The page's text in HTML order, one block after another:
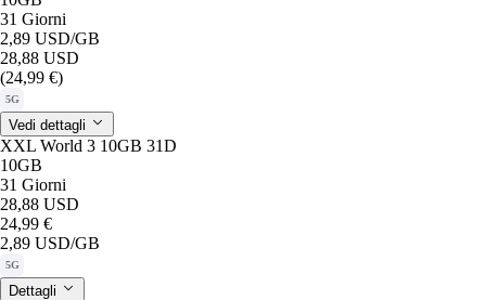
31 Giorni
2,89 USD/GB
28,88 USD
(24,99 €)
5G
Vedi dettagli
XXL World 3 10GB 31D
10GB
31 Giorni
28,88 USD
24,99 €
2,89 USD/GB
5G
Dettagli